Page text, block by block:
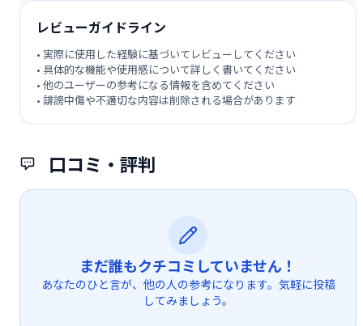
口コミ・評判
まだ誰もクチコミしていません！
あなたのひと言が、他の人の参考になります。気軽に投稿
してみましょう。
レビューガイドライン
• 実際に使用した経験に基づいてレビューしてください
• 具体的な機能や使用感について詳しく書いてください
• 他のユーザーの参考になる情報を含めてください
• 誹謗中傷や不適切な内容は削除される場合があります